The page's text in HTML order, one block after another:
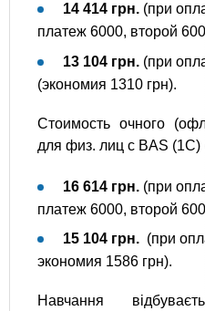
14 414 грн. (при
платеж 6000, второй
13 104 грн. (при
(экономия 1310 грн).
Стоимость очного
для физ. лиц с BAS (1С)
16 614 грн. (при
платеж 6000, второй
15 104 грн. (при
экономия 1586 грн).
Навчання